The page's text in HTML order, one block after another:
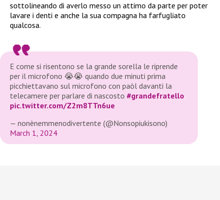
sottolineando di averlo messo un attimo da parte per poter
lavare i denti e anche la sua compagna ha farfugliato
qualcosa.
E come si risentono se la grande sorella le riprende
per il microfono 😭😭 quando due minuti prima
picchiettavano sul microfono con paòl davanti la
telecamere per parlare di nascosto #grandefratello
pic.twitter.com/Z2m8TTn6ue
— nonènemmenodivertente (@Nonsopiukisono)
March 1, 2024